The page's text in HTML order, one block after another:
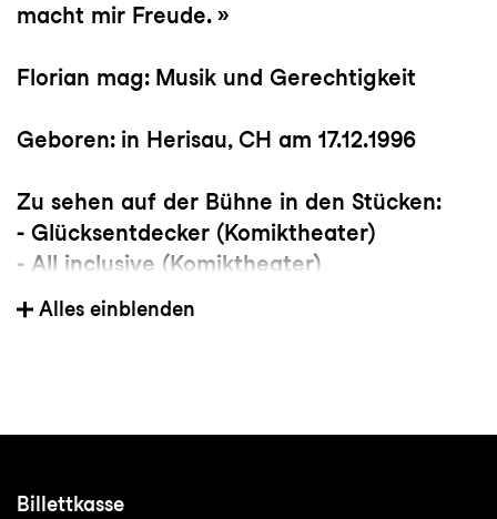
macht mir Freude. »
Florian mag: Musik und Gerechtigkeit
Geboren: in Herisau, CH am 17.12.1996
Zu sehen auf der Bühne in den Stücken:
- Glücksentdecker (Komiktheater)
- All inclusive (Komiktheater)
- Sturm (KTSG)
- ENTDECKEN / VERSTECKEN
Alles einblenden
Billettkasse